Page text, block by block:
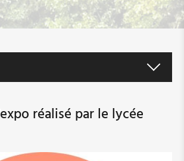
femmes et hommes
réalisé par le lycée